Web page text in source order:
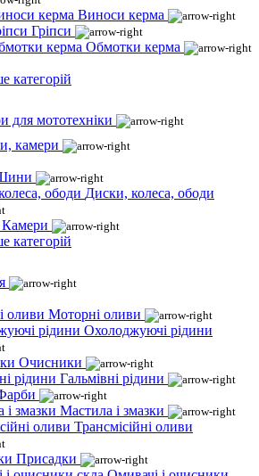
Виноси керма
Гріпси
Обмотки керма
категорій
для мототехніки
камери
Диски, колеса, ободи
Камери
категорій
Моторні оливи
Охолоджуючі рідини
Очисники
Гальмівні рідини
Мастила і змазки
Трансмісійні оливи
Присадки